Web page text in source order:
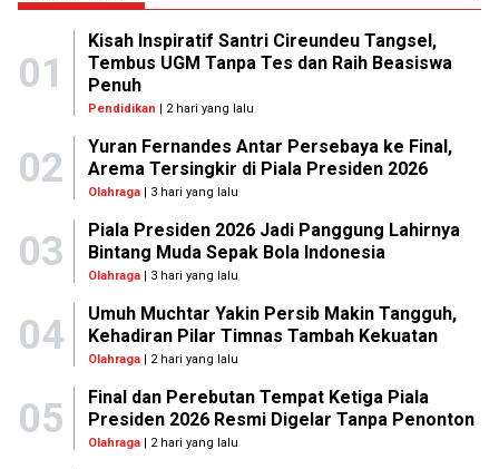
01
Kisah Inspiratif Santri Cireundeu Tangsel,
Tembus UGM Tanpa Tes dan Raih Beasiswa
Penuh
Pendidikan | 2 hari yang lalu
02
Yuran Fernandes Antar Persebaya ke Final,
Arema Tersingkir di Piala Presiden 2026
Olahraga| 3 hari yang lalu
03
Piala Presiden 2026 Jadi Panggung Lahirnya
Bintang Muda Sepak Bola Indonesia
Olahraga| 3 hari yang lalu
04
Umuh Muchtar Yakin Persib Makin Tangguh,
Kehadiran Pilar Timnas Tambah Kekuatan
Olahraga| 2 hari yang lalu
05
Final dan Perebutan Tempat Ketiga Piala
Presiden 2026 Resmi Digelar Tanpa Penonton
Olahraga| 2 hari yang lalu